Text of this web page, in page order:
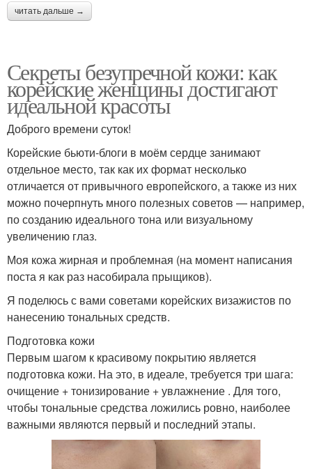
читать дальше →
Секреты безупречной кожи: как
корейские женщины достигают
идеальной красоты
Доброго времени суток!
Корейские бьюти-блоги в моём сердце занимают
отдельное место, так как их формат несколько
отличается от привычного европейского, а также из них
можно почерпнуть много полезных советов — например,
по созданию идеального тона или визуальному
увеличению глаз.
Моя кожа жирная и проблемная (на момент написания
поста я как раз насобирала прыщиков).
Я поделюсь с вами советами корейских визажистов по
нанесению тональных средств.
Подготовка кожи
Первым шагом к красивому покрытию является
подготовка кожи. На это, в идеале, требуется три шага:
очищение + тонизирование + увлажнение . Для того,
чтобы тональные средства ложились ровно, наиболее
важными являются первый и последний этапы.